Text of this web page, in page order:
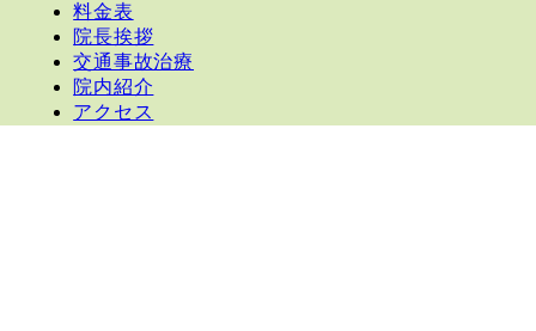
料金表
院長挨拶
交通事故治療
院内紹介
アクセス